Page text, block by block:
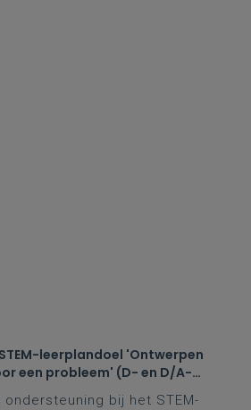
leerplandoel 'Ontwerpen
een probleem' (D- en D/A-
bij het STEM-